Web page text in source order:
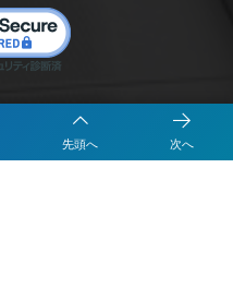
先頭へ 次へ
ック
ンス解剖
ジニア
プ ダンサー デザイン